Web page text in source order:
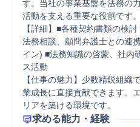
す。当社の事業基盤を法務の
活動を支える重要な役割です。
【詳細】■各種契約書類の検
法務相談、顧問弁護士との連
イン) ■法務知識の啓蒙、社内
ス活動
【仕事の魅力】少数精鋭組織
業成長に直接貢献できます。
リアを築ける環境です。
求める能力・経験